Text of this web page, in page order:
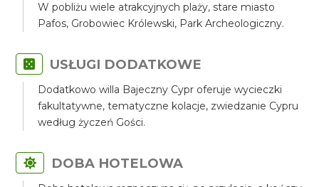
W pobliżu wiele atrakcyjnych plaży, stare miasto
Pafos, Grobowiec Królewski, Park Archeologiczny.
USŁUGI DODATKOWE
Dodatkowo willa Bajeczny Cypr oferuje wycieczki
fakultatywne, tematyczne kolacje, zwiedzanie Cypru
według życzeń Gości.
DOBA HOTELOWA